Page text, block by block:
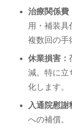
治療関係費
用・補装具
複数回の手
休業損害：
減。特に立
化します。
入通院慰謝
への補償。